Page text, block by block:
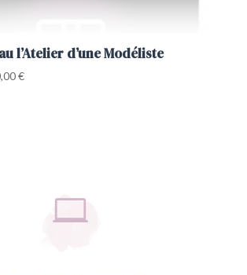
l’Atelier d’une Modéliste
€Plage
